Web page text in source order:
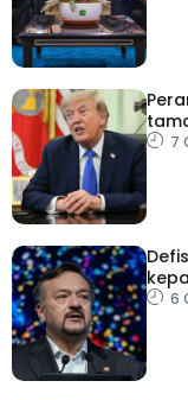
7
6